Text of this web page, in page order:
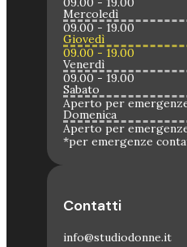
Mercoledì
09.00 - 19.00
Giovedì
09.00 - 19.00
Venerdì
09.00 - 19.00
Sabato
Aperto per
Domenica
Aperto per
*per emergenze
Contatti
info@studiodonne.it